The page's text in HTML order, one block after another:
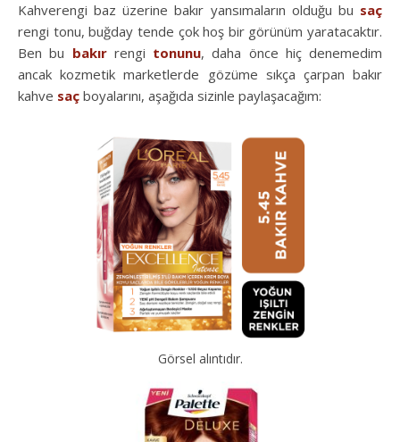
Kahverengi baz üzerine bakır yansımaların olduğu bu saç
rengi tonu, buğday tende çok hoş bir görünüm yaratacaktır.
Ben bu bakırrengi tonunu, daha önce hiç denemedim
ancak kozmetik marketlerde gözüme sıkça çarpan bakır
kahve saç boyalarını, aşağıda sizinle paylaşacağım:
Görsel alıntıdır.